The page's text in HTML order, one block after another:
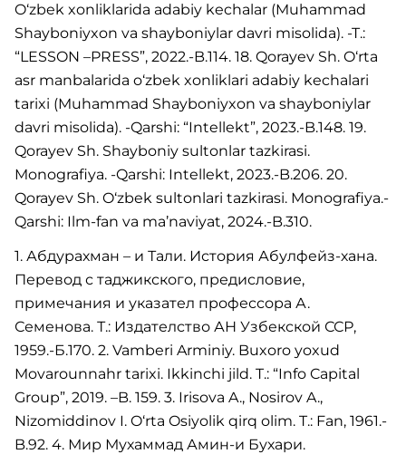
O‘zbek xonliklarida adabiy kechalar (Muhammad
Shayboniyxon va shayboniylar davri misolida). -T.:
“LESSON –PRESS”, 2022.-B.114. 18. Qorayev Sh. O‘rta
asr manbalarida o‘zbek xonliklari adabiy kechalari
tarixi (Muhammad Shayboniyxon va shayboniylar
davri misolida). -Qarshi: “Intellekt”, 2023.-B.148. 19.
Qorayev Sh. Shayboniy sultonlar tazkirasi.
Monografiya. -Qarshi: Intellekt, 2023.-B.206. 20.
Qorayev Sh. O‘zbek sultonlari tazkirasi. Monografiya.-
Qarshi: Ilm-fan va ma’naviyat, 2024.-B.310.
1. Абдурахман – и Тали. История Абулфейз-хана.
Перевод с таджикского, предисловие,
примечания и указател профессора А.
Семенова. Т.: Издателство АН Узбекской ССР,
1959.-Б.170. 2. Vamberi Arminiy. Buxoro yoxud
Movarounnahr tarixi. Ikkinchi jild. T.: “Info Capital
Group”, 2019. –B. 159. 3. Irisova A., Nosirov A.,
Nizomiddinov I. O‘rta Osiyolik qirq olim. T.: Fan, 1961.-
B.92. 4. Мир Мухаммад Амин-и Бухари.